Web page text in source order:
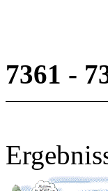
7361 -